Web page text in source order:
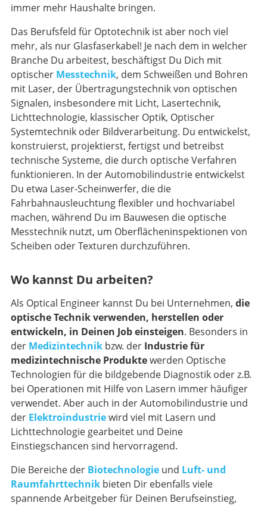
immer mehr Haushalte bringen.
Das Berufsfeld für Optotechnik ist aber noch viel
mehr, als nur Glasfaserkabel! Je nach dem in welcher
Branche Du arbeitest, beschäftigst Du Dich mit
optischer Messtechnik, dem Schweißen und Bohren
mit Laser, der Übertragungstechnik von optischen
Signalen, insbesondere mit Licht, Lasertechnik,
Lichttechnologie, klassischer Optik, Optischer
Systemtechnik oder Bildverarbeitung. Du entwickelst,
konstruierst, projektierst, fertigst und betreibst
technische Systeme, die durch optische Verfahren
funktionieren. In der Automobilindustrie entwickelst
Du etwa Laser-Scheinwerfer, die die
Fahrbahnausleuchtung flexibler und hochvariabel
machen, während Du im Bauwesen die optische
Messtechnik nutzt, um Oberflächeninspektionen von
Scheiben oder Texturen durchzuführen.
Wo kannst Du arbeiten?
Als Optical Engineer kannst Du bei Unternehmen, die
optische Technik verwenden, herstellen oder
entwickeln, in Deinen Job einsteigen. Besonders in
der Medizintechnik bzw. der Industrie für
medizintechnische Produkte werden Optische
Technologien für die bildgebende Diagnostik oder z.B.
bei Operationen mit Hilfe von Lasern immer häufiger
verwendet. Aber auch in der Automobilindustrie und
der Elektroindustrie wird viel mit Lasern und
Lichttechnologie gearbeitet und Deine
Einstiegschancen sind hervorragend.
Die Bereiche der Biotechnologie und Luft- und
Raumfahrttechnik bieten Dir ebenfalls viele
spannende Arbeitgeber für Deinen Berufseinstieg,